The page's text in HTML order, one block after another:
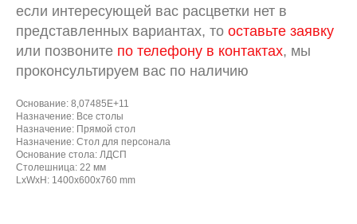
если интересующей вас расцветки нет в
представленных вариантах, то оставьте заявку
или позвоните по телефону в контактах, мы
проконсультируем вас по наличию
Основание: 8,07485E+11
Назначение: Все столы
Назначение: Прямой стол
Назначение: Стол для персонала
Основание стола: ЛДСП
Столешница: 22 мм
LxWxH: 1400x600x760 mm